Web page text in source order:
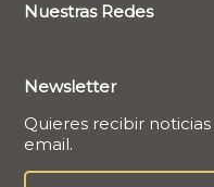
Nuestras Redes
Newsletter
Quieres recibir
email.